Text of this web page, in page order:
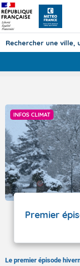
INFOS CLIMAT
Premier
Le premier épisode